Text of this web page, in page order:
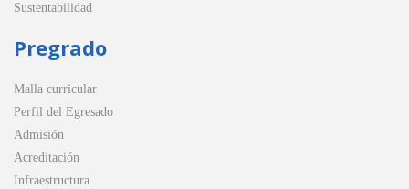
Sustentabilidad
Pregrado
Malla curricular
Perfil del Egresado
Admisión
Acreditación
Infraestructura